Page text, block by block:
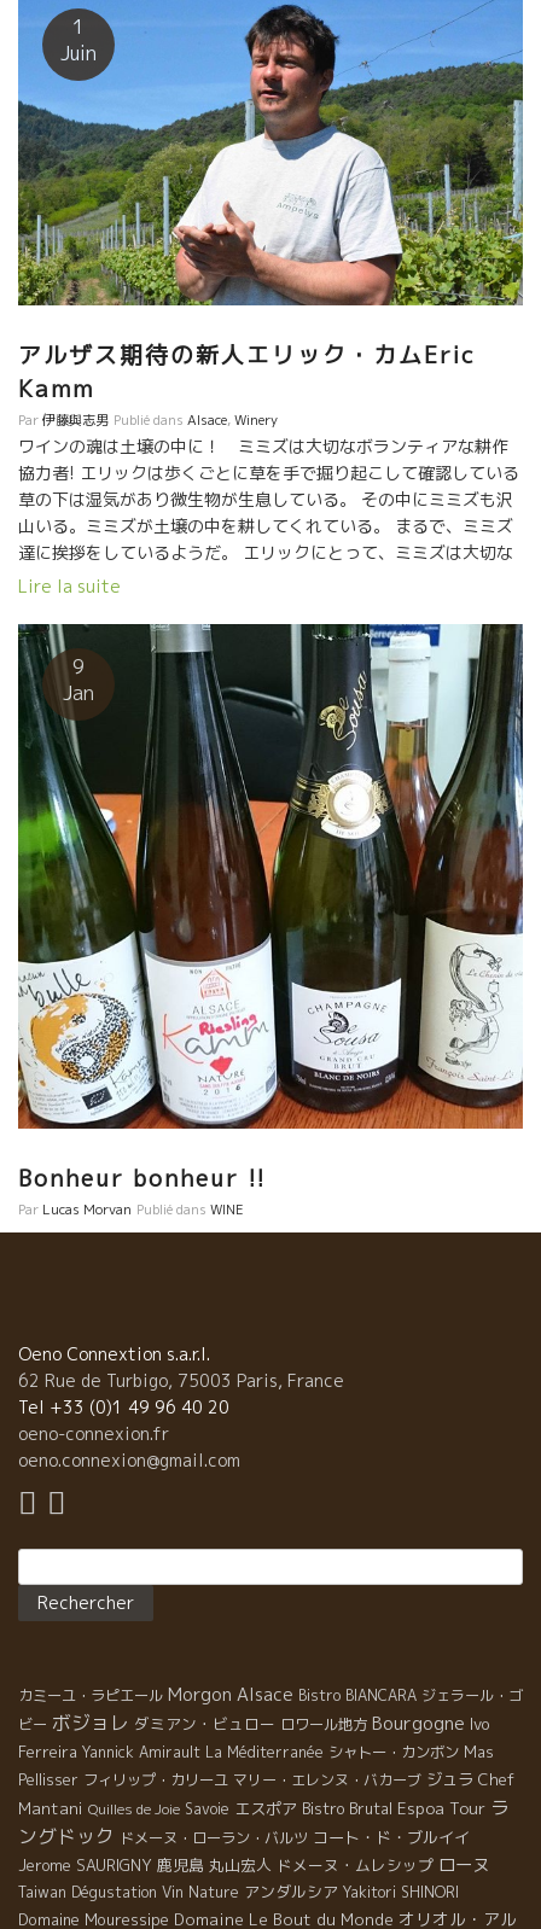
６．５ヘクタールの畑を庭師のように丹念に育てている。 すべて
自分自身でやっている。 自分の畑を自分の手でやる細やかさは、
大会社の従業員がやる仕事とは程遠いものがある。 育つ葡萄にエ
モーションが備わっている。 比較にならないほどの差があるのは
当たり前。 畑は３０区画に分かれている。 グランクリュの畑
Franksteinフランクシュタインを中心に花崗岩土壌が多い。 隣村
には火山岩、シスト土壌の畑もある。
1
Juin
アルザス期待の新人エリック・カムEric
Kamm
Par伊藤與志男 Publié dans Alsace,Winery
ワインの魂は土壌の中に！ ミミズは大切なボランティアな耕作
協力者! エリックは歩くごとに草を手で掘り起こして確認している
草の下は湿気があり微生物が生息している。 その中にミミズも沢
山いる。ミミズが土壌の中を耕してくれている。 まるで、ミミズ
達に挨拶をしているようだ。 エリックにとって、ミミズは大切な
従業員もしくはボランティア協力者。 住みやすくしてやるだけで
Lire la suite
9
Jan
Bonheur bonheur !!
Par Lucas Morvan Publié dans WINE
Lire la suite
Oeno Connextion s.a.r.l.
62 Rue de Turbigo, 75003 Paris, France
Tel +33 (0)1 49 96 40 20
oeno-connexion.fr
oeno.connexion@gmail.com
カミーユ・ラピエール Morgon Alsace Bistro BIANCARA ジェラール・ゴ
ビー ボジョレ ダミアン・ビュロー ロワール地方 Bourgogne Ivo
Ferreira Yannick Amirault La Méditerranée シャトー・カンボン Mas
Pellisser フィリップ・カリーユ マリー・エレンヌ・バカーブ ジュラ Chef
Mantani Quilles de Joie Savoie エスポア Bistro Brutal Espoa Tour ラ
ングドック ドメーヌ・ローラン・バルツ コート・ド・ブルイイ
Jerome SAURIGNY 鹿児島 丸山宏人 ドメーヌ・ムレシップ ローヌ
Taiwan Dégustation Vin Nature アンダルシア Yakitori SHINORI
Domaine Mouressipe Domaine Le Bout du Monde オリオル・アル